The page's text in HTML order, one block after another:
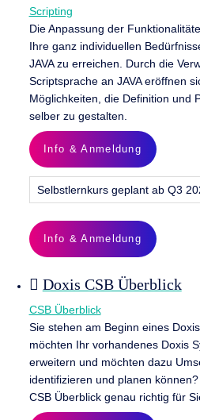
Scripting
Die Anpassung der
Ihre ganz individuellen
JAVA zu erreichen. Durch die
Scriptsprache an JAVA eröffnen
Möglichkeiten, die Definition und
selber zu gestalten.
Info & Anmeldung
Selbstlernkurs geplant ab Q3
Info & Anmeldung
Doxis CSB Überblick
CSB Überblick
Sie stehen am Beginn eines
möchten Ihr vorhandenes Doxis
erweitern und möchten dazu
identifizieren und planen
CSB Überblick genau richtig für